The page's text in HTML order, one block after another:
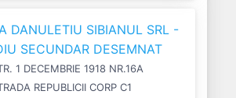
DANULETIU SIBIANUL SRL -
SECUNDAR DESEMNAT
1 DECEMBRIE 1918 NR.16A
REPUBLICII CORP C1